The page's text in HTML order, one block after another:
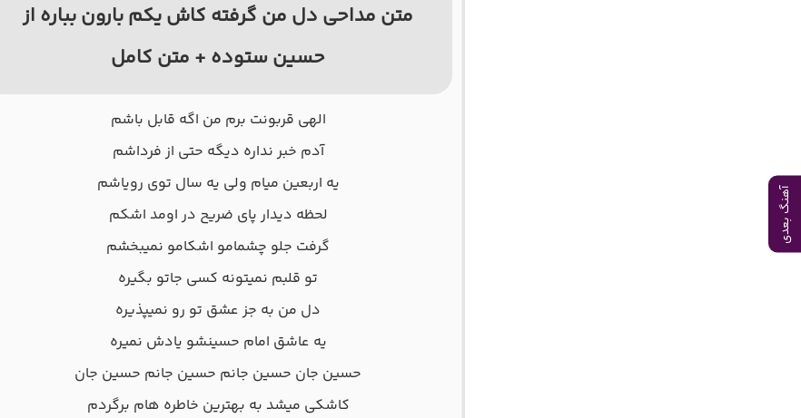
آهنگ بعدی
متن مداحی دل من گرفته کاش یکم بارون بباره از
حسین ستوده + متن کامل
الهی قربونت برم من اگه قابل باشم
آدم خبر نداره دیگه حتی از فرداشم
یه اربعین میام ولی یه سال توی رویاشم
لحظه دیدار پای ضریح در اومد اشکم
گرفت جلو چشمامو اشکامو نمیبخشم
تو قلبم نمیتونه کسی جاتو بگیره
دل من به جز عشق تو رو نمیپذیره
یه عاشق امام حسینشو یادش نمیره
حسین جان حسین جانم حسین جانم حسین جان
کاشکی میشد به بهترین خاطره هام برگردم